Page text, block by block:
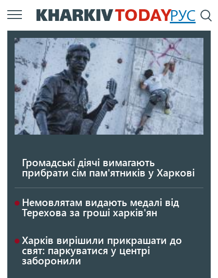
Перейти
до
вмісту
РУС
Громадські діячі вимагають
прибрати сім пам'ятників у Харкові
Немовлятам видають медалі від
Терехова за гроші харків'ян
Харків вирішили прикрашати до
свят: паркуватися у центрі
заборонили